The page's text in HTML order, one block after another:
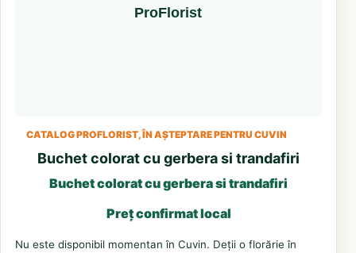
CATALOG PROFLORIST, ÎN AȘTEPTARE PENTRU CUVIN
Buchet colorat cu gerbera si trandafiri
Buchet colorat cu gerbera si trandafiri
Preț confirmat local
Nu este disponibil momentan în Cuvin. Deții o florărie în